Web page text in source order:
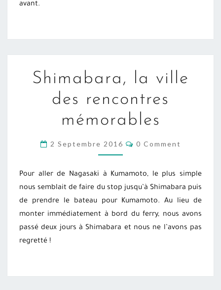
avant.
LA
DES
RENCONTRES
Shimabara, la ville
des rencontres
mémorables
2 Septembre 2016 COMMENTS
0 Comment
Pour aller de Nagasaki à Kumamoto, le plus simple
nous semblait de faire du stop jusqu’à Shimabara puis
de prendre le bateau pour Kumamoto. Au lieu de
monter immédiatement à bord du ferry, nous avons
passé deux jours à Shimabara et nous ne l’avons pas
regretté !